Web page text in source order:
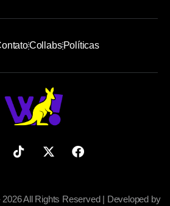
CollabsPolíticas
All Rights Reserved | Developed by